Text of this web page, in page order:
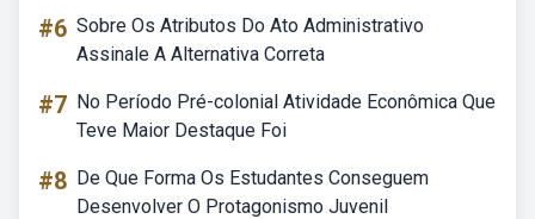
#6 Sobre Os Atributos Do Ato Administrativo
Assinale A Alternativa Correta
#7 No Período Pré-colonial Atividade Econômica Que
Teve Maior Destaque Foi
#8 De Que Forma Os Estudantes Conseguem
Desenvolver O Protagonismo Juvenil